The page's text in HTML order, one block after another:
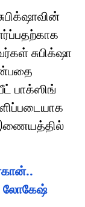
சுபிக்‌ஷா
பாக்ஸிங்
லோகேஷ்